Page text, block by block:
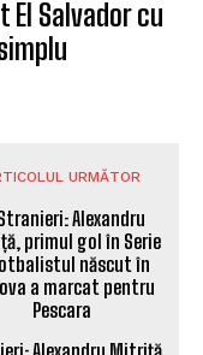
El Salvador cu
URMĂTOR
Alexandru Mitriță,